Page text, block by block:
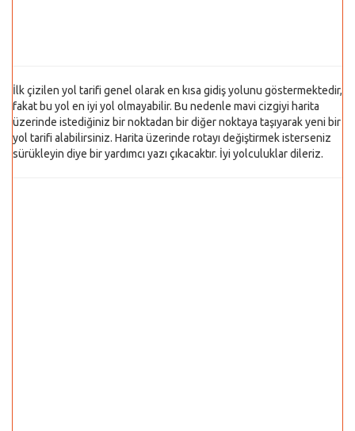
İlk çizilen yol tarifi genel olarak en kısa gidiş yolunu göstermektedir,
fakat bu yol en iyi yol olmayabilir. Bu nedenle mavi cizgiyi harita
üzerinde istediğiniz bir noktadan bir diğer noktaya taşıyarak yeni bir
yol tarifi alabilirsiniz. Harita üzerinde rotayı değiştirmek isterseniz
sürükleyin diye bir yardımcı yazı çıkacaktır. İyi yolculuklar dileriz.